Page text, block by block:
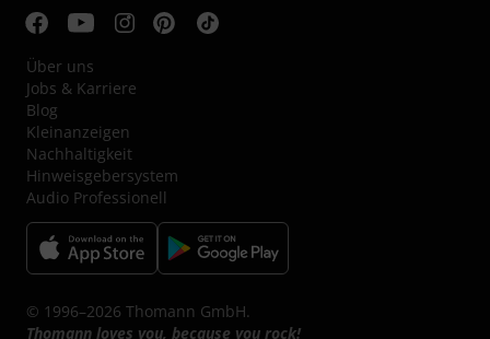
Über uns
Jobs & Karriere
Blog
Kleinanzeigen
Nachhaltigkeit
Hinweisgebersystem
Audio Professionell
© 1996–2026 Thomann GmbH.
Thomann loves you, because you rock!